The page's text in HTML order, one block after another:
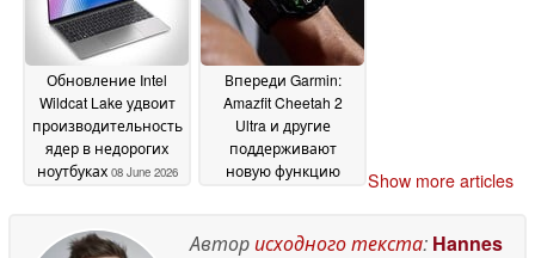
Обновление Intel
Wildcat Lake удвоит
производительность
ядер в недорогих
ноутбуках 08 June 2026
Впереди Garmin:
Amazfit Cheetah 2
Ultra и другие
поддерживают
новую функцию
Show more articles
Авторисходного текста: Hannes